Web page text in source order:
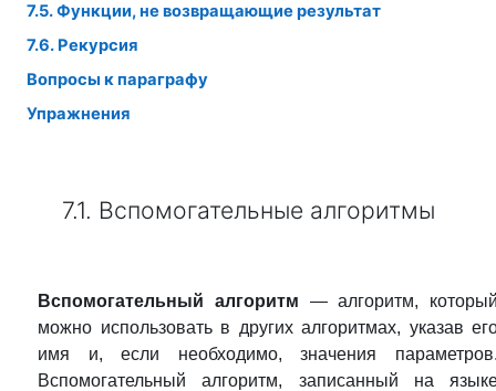
7.5. Функции, не возвращающие результат
7.6. Рекурсия
Вопросы к параграфу
Упражнения
7.1. Вспомогательные алгоритмы
Вспомогательный алгоритм — алгоритм,
можно использовать в других алгоритмах, указав
имя и, если необходимо, значения
Вспомогательный алгоритм, записанный на